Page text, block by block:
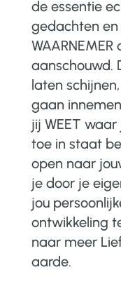
de essentie
gedachten en
aanschouwd.
laten
gaan
jij WEET
toe in staat
open naar
je door je
jou
ontwikkeling
naar meer
aarde.